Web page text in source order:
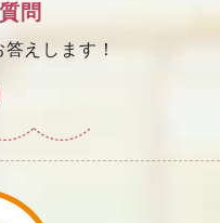
問
えします！